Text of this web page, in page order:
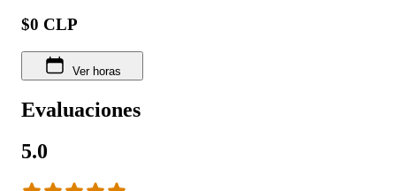
$0 CLP
Ver horas
Evaluaciones
5.0